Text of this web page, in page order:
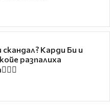
Карди Би и
разпалиха